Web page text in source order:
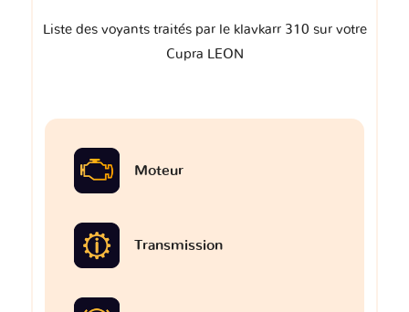
Liste des voyants traités par le klavkarr 310 sur votre
Cupra LEON
Moteur
Transmission